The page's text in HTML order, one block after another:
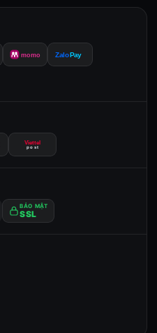
momo ZaloPay
Viettel
post
BẢO MẬT
SSL